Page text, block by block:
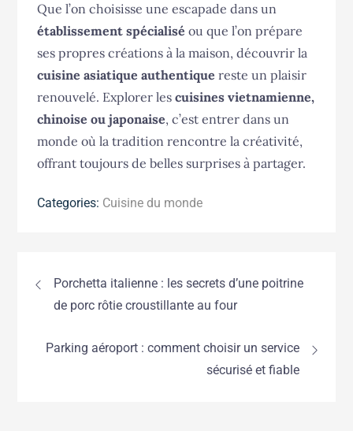
Que l’on choisisse une escapade dans un
établissement spécialisé ou que l’on prépare
ses propres créations à la maison, découvrir la
cuisine asiatique authentique reste un plaisir
renouvelé. Explorer lescuisines vietnamienne,
chinoise ou japonaise, c’est entrer dans un
monde où la tradition rencontre la créativité,
offrant toujours de belles surprises à partager.
Categories: Cuisine du monde
Navigation
de
l’article
Porchetta italienne : les secrets d’une poitrine
de porc rôtie croustillante au four
Parking aéroport : comment choisir un service
sécurisé et fiable